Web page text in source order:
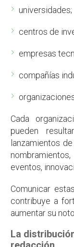
universidades;
centros de
empresas
compañías
Cada
pueden
lanzamientos
eventos,
Comunicar
contribuye a
aumentar su
La